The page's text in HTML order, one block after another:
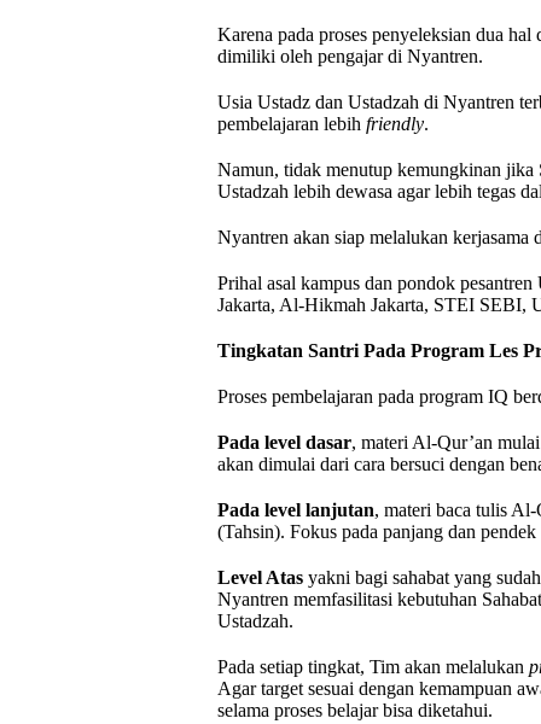
Karena pada proses penyeleksian dua
dimiliki oleh pengajar di Nyantren.
Usia Ustadz dan Ustadzah di Nyantren
pembelajaran lebih friendly.
Namun, tidak menutup kemungkinan jika
Ustadzah lebih dewasa agar lebih tegas
Nyantren akan siap melalukan kerjasama
Prihal asal kampus dan pondok
Jakarta, Al-Hikmah Jakarta, STEI SEBI,
Tingkatan Santri Pada Program Les
Proses pembelajaran pada program IQ
Pada level dasar, materi Al-Qur’an
akan dimulai dari cara bersuci dengan
Pada level lanjutan, materi baca tulis Al-
(Tahsin). Fokus pada panjang dan
Level Atasyakni bagi sahabat yang
Nyantren memfasilitasi kebutuhan
Ustadzah.
Pada setiap tingkat, Tim akan melalukan
Agar target sesuai dengan kemampuan
selama proses belajar bisa diketahui.